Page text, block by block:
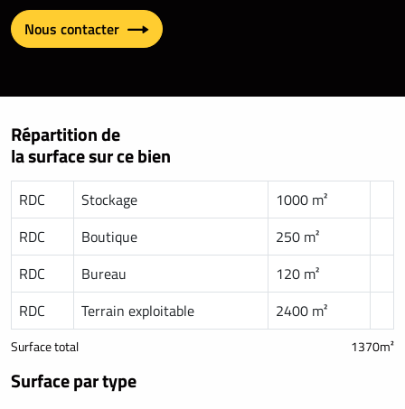
Nous contacter
Répartition de
la surface sur ce bien
RDC Stockage
1000 m²
RDC
Boutique
250 m²
RDC
Bureau
120 m²
RDC
Terrain exploitable 2400 m²
Surface total 1370m²
Surface par type